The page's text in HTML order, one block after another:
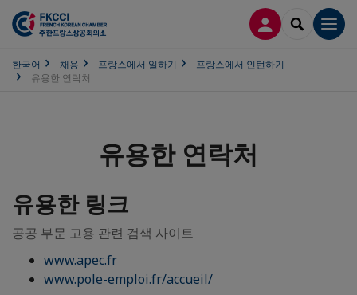
접속 SEARCH
한국어 채용 프랑스에서 일하기
프랑스에서 인턴하기
유용한 연락처
유용한 연락처
유용한 링크
공공 부문 고용 관련 검색 사이트
www.apec.fr
www.pole-emploi.fr/accueil/